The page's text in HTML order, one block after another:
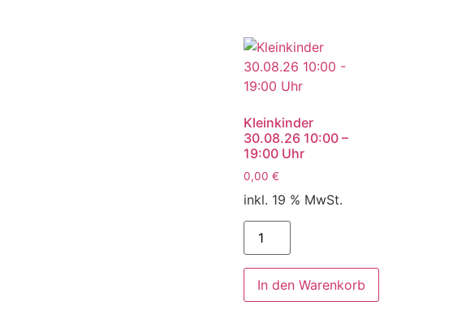
Kleinkinder
30.08.26 10:00 –
19:00 Uhr
0,00 €
inkl. 19 % MwSt.
In den Warenkorb